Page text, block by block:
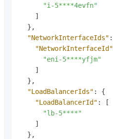
"i-5****4evfn"
]
} ,
"NetworkInterfaceIds" :
"NetworkInterfaceId"
"eni-5****yfjm"
]
} ,
"LoadBalancerIds" :
{
"LoadBalancerId" :
[
"lb-5****"
]
} ,